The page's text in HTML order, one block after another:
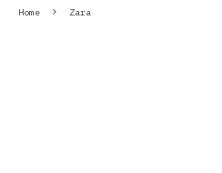
Home Zara